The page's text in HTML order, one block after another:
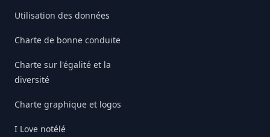
Utilisation des données
Charte de bonne conduite
Charte sur l'égalité et la
diversité
Charte graphique et logos
I Love notélé